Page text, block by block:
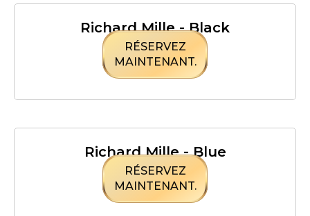
Richard Mille - Black
RÉSERVEZ
MAINTENANT.
Richard Mille - Blue
RÉSERVEZ
MAINTENANT.